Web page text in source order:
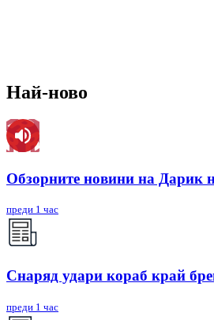
Най-ново
Обзорните новини на Дарик
преди 1 час
Снаряд удари кораб край
преди 1 час